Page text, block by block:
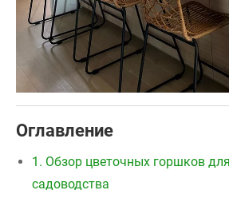
Оглавление
1. Обзор цветочных горшков
садоводства